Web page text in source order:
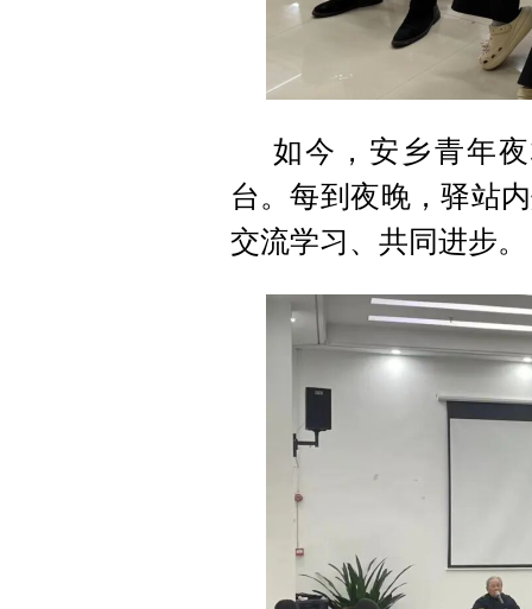
如今，安乡青年
台。每到夜晚，驿站
交流学习、共同进步。